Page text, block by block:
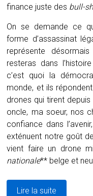
finance juste des bull-
On se demande ce
forme d’assassinat
représente
resteras dans
c’est quoi la
monde, et ils
drones qui tirent
oncle, ma soeur, nos
confiance dans
exténuent notre goût
vient faire un drone
nationale** belge et
Lire la suite